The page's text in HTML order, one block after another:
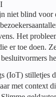
niet blind voor
Het
er toe doen.
(IoT) stilletjes
met context